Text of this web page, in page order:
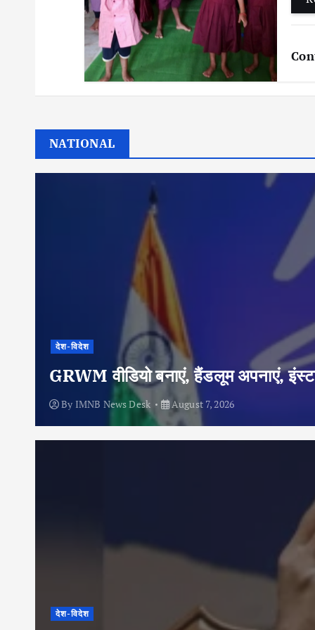
NATIONAL
देश-विदेश
GRWM वीडियो बनाएं, हैंडलूम अपनाएं,
By IMNB News Desk August 7, 2026
देश-विदेश